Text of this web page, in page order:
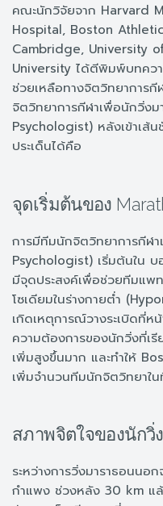
คณะนักวิจัยจาก Harvard
Hospital, Boston
Cambridge, University
University ได้ตีพิมพ์บทควา
ช่วยเหลือทางจิตวิทยาการ
จิตวิทยาการกีฬาเพื่อนักวิ่ง
Psychologist) หลังเข้าเส้
ประเด็นได้คือ
จุดเริ่มต้นของ
การมีทีมนักจิตวิทยาการกีฬ
Psychologist) เริ่มต้นใน
มีจุดประสงค์เพื่อช่วยทีมแพ
โซเดียมในร่างกายต่ำ
เกิดเหตุการณ์วางระเบิดที่
ความต้องการของนักวิ่งที่เ
เพิ่มสูงขึ้นมาก และทำให้
เพิ่มจำนวนทีมนักจิตวิทยาใ
สภาพจิตใจของนักวิ่
ระหว่างการวิ่งมาราธอนนอ
กำแพง ช่วงหลัง 30 km แล้